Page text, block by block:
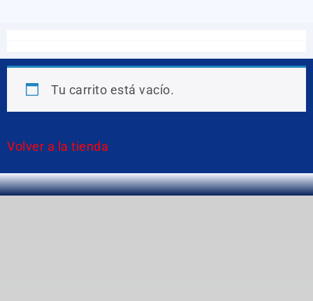
Tu carrito está vacío.
Volver a la tienda